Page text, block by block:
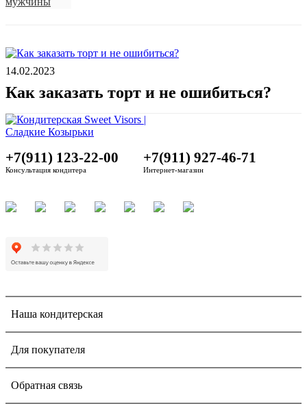
14.02.2023
Как заказать торт и не ошибиться?
Наша кондитерская
Для покупателя
Обратная связь
+7(911) 123-22-00
Консультация кондитера
+7(911) 927-46-71
Интернет-магазин